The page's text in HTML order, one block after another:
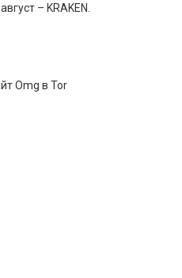
– KRAKEN.
Omg в Tor